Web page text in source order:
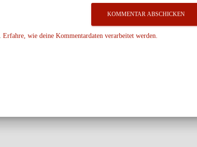
Erfahre, wie deine Kommentardaten verarbeitet werden.